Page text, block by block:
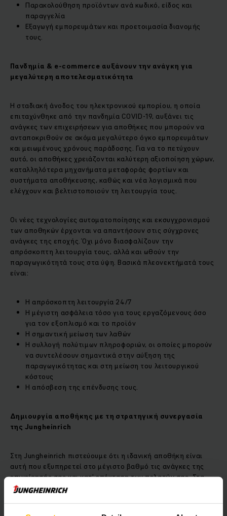
Παρακολούθηση προϊόντων ανά κωδικό, είδος και
παραγγελία
Εξαγωγή εμπορευμάτων και προετοιμασία διανομής
τους.
Πανδημία & e-commerce αυξάνουν την ανάγκη για
μεγαλύτερη αποτελεσματικότητα
Η σταδιακή άνοδος του ηλεκτρονικού εμπορίου, η οποία
επιταχύνθηκε από την πανδημία COVID-19, αυξάνει τις
ανάγκες των επιχειρήσεων για αποθήκες που μπορούν να
ανταποκριθούν σε ακόμα μεγαλύτερο όγκο εμπορευμάτων
και μειωμένους χρόνους παράδοσης. Για να το πετύχουν
αυτό, οι αποθήκες χρειάζονται καλύτερη αξιοποίηση χώρων,
καταλληλότερα μηχανήματα μεταφοράς φορτίων και
συστήματα αποθήκευσης, καθώς και νέα λογισμικά που
ελέγχουν και βελτιστοποιούν τη λειτουργία τους.
Οι νέες τεχνολογίες αυτοματοποίησης και εκσυγχρονισμού
των αποθηκών έρχονται να απαντήσουν στις σύγχρονες
ανάγκες της εποχής. Όχι μόνο διασφαλίζουν την
απρόσκοπτη λειτουργία τους, αλλά και ωθούν την
παραγωγικότητά τους στα ύψη. Βασικά πλεονεκτήματά τους
είναι:
Η απρόσκοπτη λειτουργία 24/7
Η μέγιστη ασφάλεια τόσο για τους εργαζόμενους όσο
για τον εξοπλισμό και το προϊόν
Η σημαντική μείωση των λαθών
Η συλλογή πολύτιμων πληροφοριών, οι οποίες μπορούν
να συντελέσουν σημαντικά στην αύξηση της
παραγωγικότητας και στη μείωση του λειτουργικού
κόστους
Η απόσβεση της επένδυσης τους.
Δημιουργία αποθήκης με τη στρατηγική συνεργασία
της Jungheinrich
Στη Jungheinrich πιστεύουμε ότι η ιδανική αποθήκη είναι
αυτή που εξυπηρετεί στο μέγιστο βαθμό τις ανάγκες της
επιχείρησής σας και κατ’ επέκταση των πελατών σας. Στα
πλαίσια αυτά, βρισκόμαστε δίπλα σας, προσφέροντάς σας